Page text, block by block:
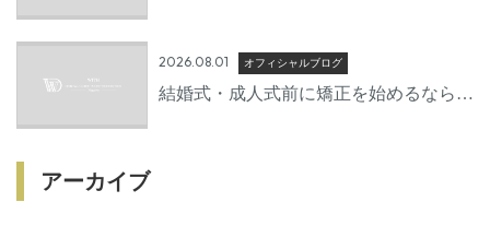
2026.08.01 オフィシャルブログ
結婚式・成人式前に矯正を始めるならい
アーカイブ